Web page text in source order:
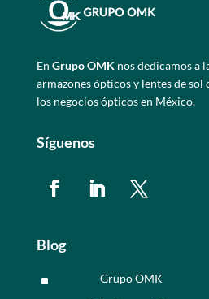
En Grupo OMKnos dedicamos a
armazones ópticos y lentes de sol
los negocios ópticos en México.
Síguenos
Blog
^ Grupo OMK